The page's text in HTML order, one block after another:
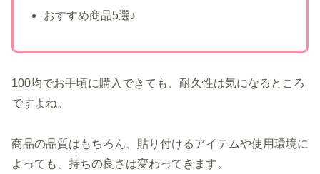
おすすめ商品5選♪
100均でお手頃に購入できても、耐久性は気になるところ
ですよね。
商品の品質はもちろん、貼り付けるアイテムや使用環境に
よっても、持ちの良さは変わってきます。